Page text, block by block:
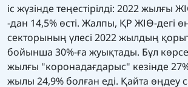
іс жүзінде теңестірілді: 2022 жылғы
-дан 14,5% өсті. Жалпы, ҚР ЖІӨ-дегі
секторының үлесі 2022 жылдың
бойынша 30%-ға жуықтады. Бұл
жылғы "коронадағдарыс" кезінде
жылы 24,9% болған еді. Қайта өңдеу